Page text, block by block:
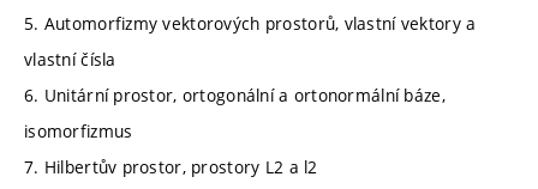
5. Automorfizmy vektorových prostorů, vlastní vektory a
vlastní čísla
6. Unitární prostor, ortogonální a ortonormální báze,
isomorfizmus
7. Hilbertův prostor, prostory L2 a l2